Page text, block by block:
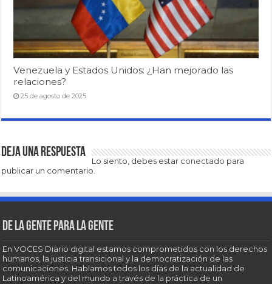
Venezuela y Estados Unidos: ¿Han mejorado las
relaciones?
25 de agosto de 2025
Deja una respuesta
Lo siento, debes estar conectado para
publicar un comentario.
De la gente para la gente
En VOCES Diario digital estamos comprometidos con los derechos
humanos, la justicia transicional y la democratización de las
comunicaciones. Hablamos todos los días de la actualidad de
Latinoamérica y del mundo a través de la práctica de un